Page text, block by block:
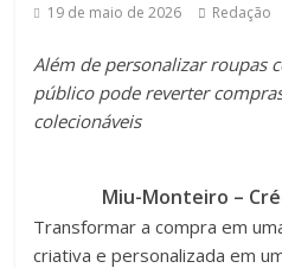
19 de maio de 2026 Redação
Além de personalizar roupas
público pode reverter
colecionáveis
Miu-Monteiro –
Transformar a compra em
criativa e personalizada em